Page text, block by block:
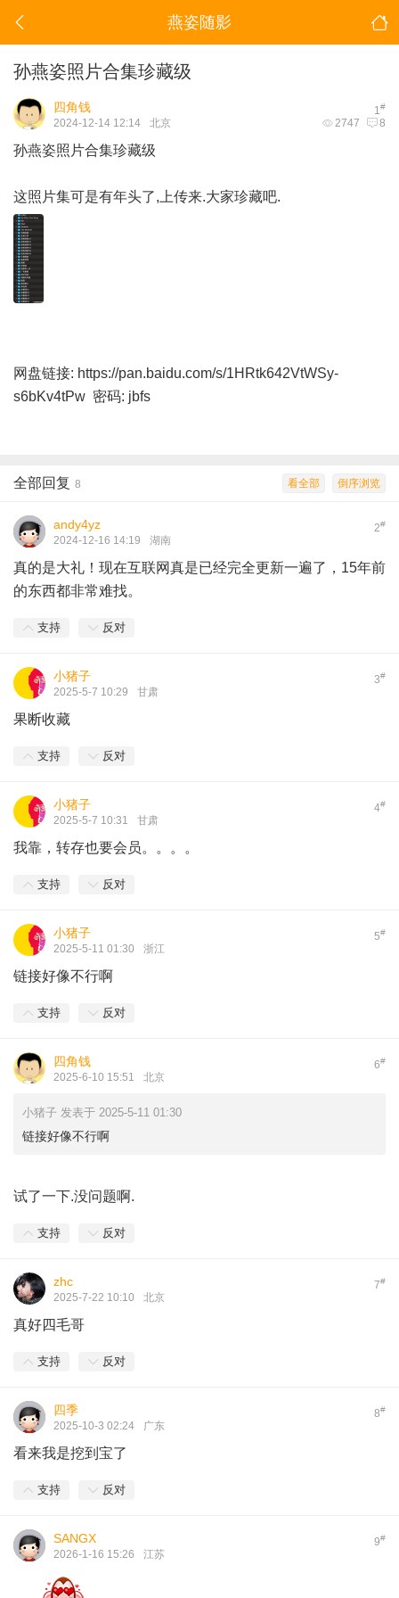
燕姿随影
孙燕姿照片合集珍藏级
1#
四角钱
2747 8
2024-12-14 12:14 北京
孙燕姿照片合集珍藏级
这照片集可是有年头了,上传来.大家珍藏吧.
网盘链接: https://pan.baidu.com/s/1HRtk642VtWSy-
s6bKv4tPw 密码: jbfs
倒序浏览
看全部
全部回复 8
2#
andy4yz
2024-12-16 14:19 湖南
真的是大礼！现在互联网真是已经完全更新一遍了，15年前
的东西都非常难找。
支持 反对
3#
小猪子
2025-5-7 10:29 甘肃
果断收藏
支持 反对
4#
小猪子
2025-5-7 10:31 甘肃
我靠，转存也要会员。。。。
支持 反对
5#
小猪子
2025-5-11 01:30 浙江
链接好像不行啊
支持 反对
6#
四角钱
2025-6-10 15:51 北京
小猪子 发表于 2025-5-11 01:30
链接好像不行啊
试了一下.没问题啊.
支持 反对
7#
zhc
2025-7-22 10:10 北京
真好四毛哥
支持 反对
8#
四季
2025-10-3 02:24 广东
看来我是挖到宝了
支持 反对
9#
SANGX
2026-1-16 15:26 江苏